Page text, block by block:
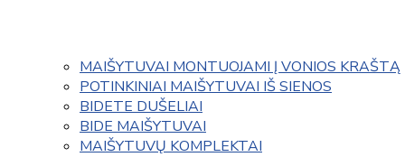
MAIŠYTUVAI MONTUOJAMI Į VONIOS KRAŠTĄ
POTINKINIAI MAIŠYTUVAI IŠ SIENOS
BIDETE DUŠELIAI
BIDE MAIŠYTUVAI
MAIŠYTUVŲ KOMPLEKTAI